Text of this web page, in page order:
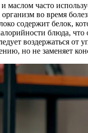
маслом часто
организм во время
содержит белок,
блюда,
воздержаться
но не заменяет